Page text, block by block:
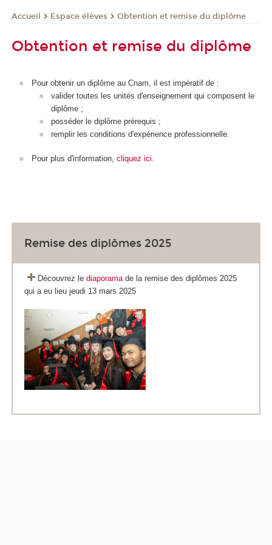
Accueil Espace élèves Obtention et remise du diplôme
Obtention et remise du diplôme
Pour obtenir un diplôme au Cnam, il est impératif de :
valider toutes les unités d'enseignement qui composent le
diplôme ;
posséder le diplôme prérequis ;
remplir les conditions d'expérience professionnelle.
Pour plus d'information, cliquez ici.
Remise des diplômes 2025
Découvrez le diaporama de la remise des diplômes 2025
qui a eu lieu jeudi 13 mars 2025